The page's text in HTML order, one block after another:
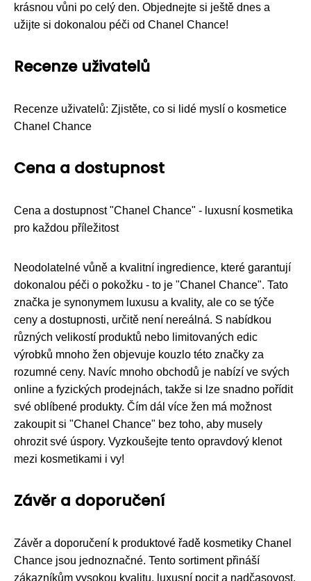
krásnou vůni po celý den. Objednejte si ještě dnes a
užijte si dokonalou péči od Chanel Chance!
Recenze uživatelů
Recenze uživatelů: Zjistěte, co si lidé myslí o kosmetice
Chanel Chance
Cena a dostupnost
Cena a dostupnost "Chanel Chance" - luxusní kosmetika
pro každou příležitost
Neodolatelné vůně a kvalitní ingredience, které garantují
dokonalou péči o pokožku - to je "Chanel Chance". Tato
značka je synonymem luxusu a kvality, ale co se týče
ceny a dostupnosti, určitě není nereálná. S nabídkou
různých velikostí produktů nebo limitovaných edic
výrobků mnoho žen objevuje kouzlo této značky za
rozumné ceny. Navíc mnoho obchodů je nabízí ve svých
online a fyzických prodejnách, takže si lze snadno pořídit
své oblíbené produkty. Čím dál více žen má možnost
zakoupit si "Chanel Chance" bez toho, aby musely
ohrozit své úspory. Vyzkoušejte tento opravdový klenot
mezi kosmetikami i vy!
Závěr a doporučení
Závěr a doporučení k produktové řadě kosmetiky Chanel
Chance jsou jednoznačné. Tento sortiment přináší
zákazníkům vysokou kvalitu, luxusní pocit a nadčasovost.